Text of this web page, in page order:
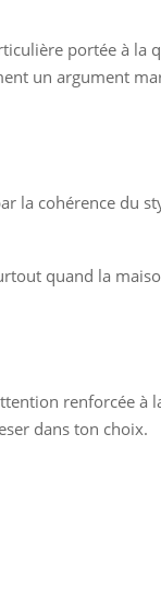
portée à la
un argument
la cohérence du
quand la
renforcée à
dans ton choix.